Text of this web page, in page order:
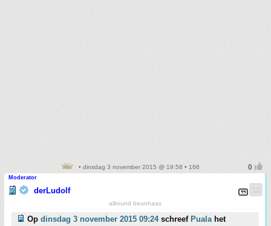
• dinsdag 3 november 2015 @ 19:58 • 166
Moderator
derLudolf
allround beunhaas
Op dinsdag 3 november 2015 09:24schreef Pualahet